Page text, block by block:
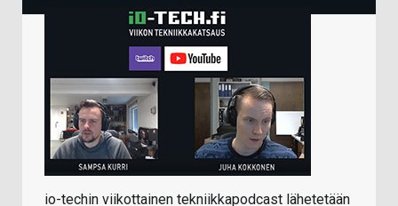
io-techin viikottainen tekniikkapodcast lähetetään